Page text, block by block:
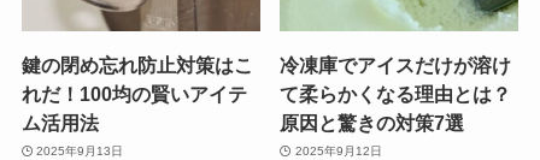
鍵の閉め忘れ防止対策はこ
れだ！100均の賢いアイテ
ム活用法
2025年9月13日
冷凍庫でアイスだけが溶け
て柔らかくなる理由とは？
原因と驚きの対策7選
2025年9月12日